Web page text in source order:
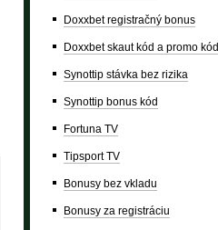
Doxxbet registračný bonus
Doxxbet skaut kód a promo kód
Synottip stávka bez rizika
Synottip bonus kód
Fortuna TV
Tipsport TV
Bonusy bez vkladu
Bonusy za registráciu